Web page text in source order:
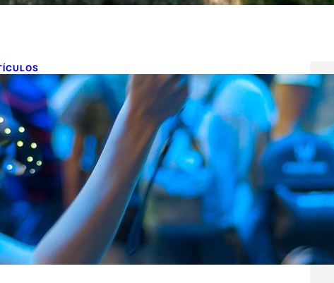
Mixta, una mezcla para
noviembre de 2021
este articulo pretendo acercar una tecnología poco
en nuestra cartera de recursos para el aula, os…